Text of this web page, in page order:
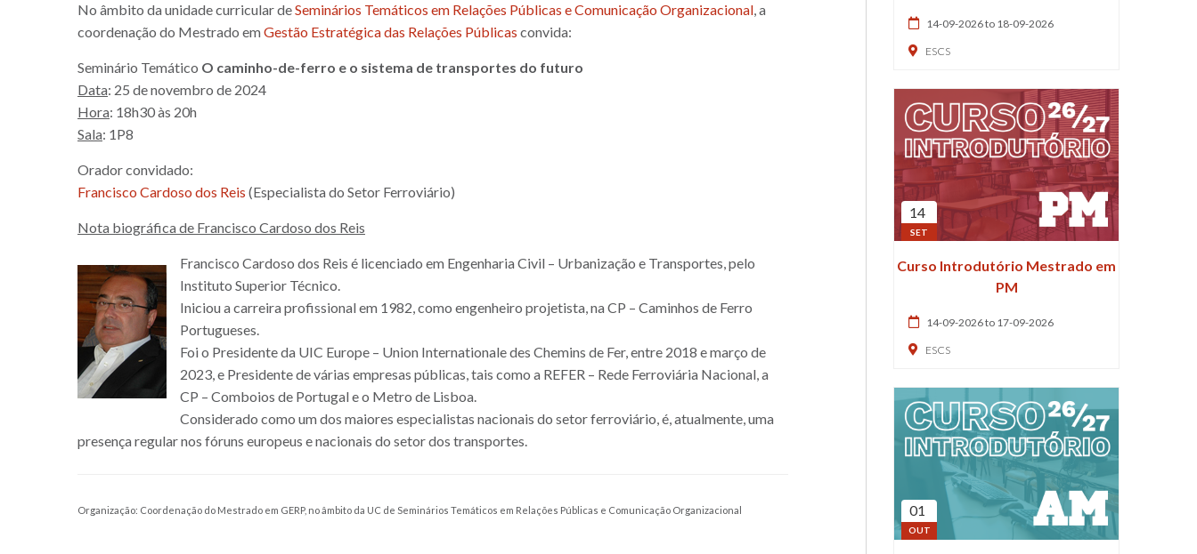
No âmbito da unidade curricular deSeminários Temáticos em Relações Públicas e Comunicação Organizacional, a
coordenação do Mestrado emGestão Estratégica das Relações Públicas convida:
Seminário Temático O caminho-de-ferro e o sistema de transportes do futuro
Data: 25 de novembro de 2024
Hora: 18h30 às 20h
Sala: 1P8
Orador convidado:
Francisco Cardoso dos Reis (Especialista do Setor Ferroviário)
Nota biográfica de Francisco Cardoso dos Reis
Francisco Cardoso dos Reis é licenciado em Engenharia Civil – Urbanização e Transportes, pelo
Instituto Superior Técnico.
Iniciou a carreira profissional em 1982, como engenheiro projetista, na CP – Caminhos de Ferro
Portugueses.
Foi o Presidente da UIC Europe – Union Internationale des Chemins de Fer, entre 2018 e março de
2023, e Presidente de várias empresas públicas, tais como a REFER – Rede Ferroviária Nacional, a
CP – Comboios de Portugal e o Metro de Lisboa.
Considerado como um dos maiores especialistas nacionais do setor ferroviário, é, atualmente, uma
presença regular nos fóruns europeus e nacionais do setor dos transportes.
Organização: Coordenação do Mestrado em GERP, no âmbito da UC de Seminários Temáticos em Relações Públicas e Comunicação Organizacional
14-09-2026 to 18-09-2026
ESCS
14
SET
Curso Introdutório Mestrado em
PM
14-09-2026 to 17-09-2026
ESCS
01
OUT